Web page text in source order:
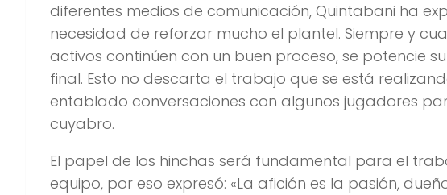
diferentes medios de comunicación, Quintabani ha
necesidad de reforzar mucho el plantel. Siempre y
activos continúen con un buen proceso, se potencie
final. Esto no descarta el trabajo que se está
entablado conversaciones con algunos jugadores
cuyabro.
El papel de los hinchas será fundamental para el
equipo, por eso expresó: «La afición es la pasión,